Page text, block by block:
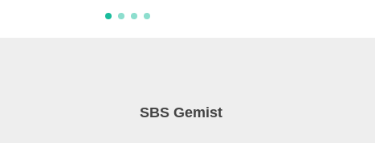
SBS Gemist